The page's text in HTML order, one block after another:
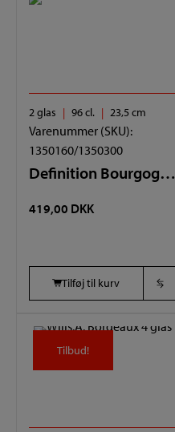
2 glas 96 cl. 23,5 cm
Varenummer (SKU):
1350160/1350300
Definition Bourgogne 2 glas
419,00 DKK
Tilføj til kurv
Tilbud!